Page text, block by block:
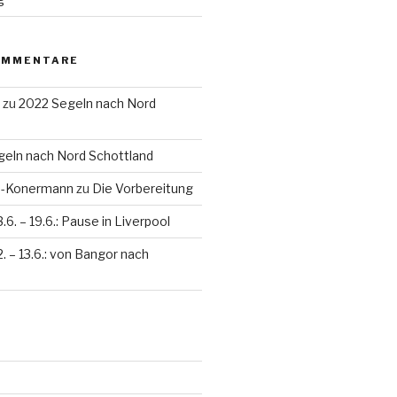
zu 2022 Segeln nach Nord
nach Nord Schottland
Konermann zu Die Vorbereitung
– 19.6.: Pause in Liverpool
– 13.6.: von Bangor nach